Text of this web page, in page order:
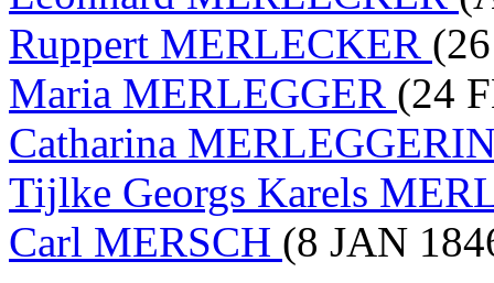
Ruppert MERLECKER
Maria MERLEGGER (24
Catharina
Tijlke Georgs Karels
Carl MERSCH (8 JAN